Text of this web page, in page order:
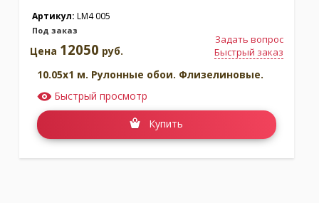
Артикул: LM4 005
Под заказ
Задать вопрос
Быстрый заказ
Цена 12050 руб.
10.05x1 м. Рулонные обои. Флизелиновые.
Быстрый просмотр
Купить